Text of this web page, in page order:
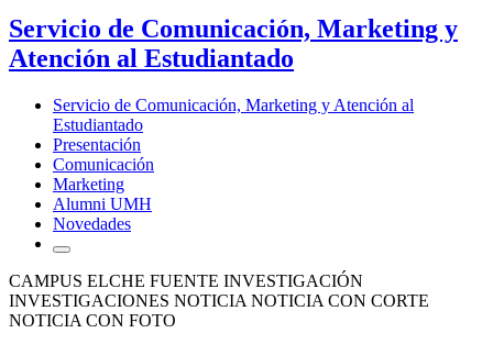
Servicio de Comunicación, Marketing y
Atención al Estudiantado
Servicio de Comunicación, Marketing y Atención al
Estudiantado
Presentación
Comunicación
Marketing
Alumni UMH
Novedades
CAMPUS ELCHE FUENTE INVESTIGACIÓN
INVESTIGACIONES NOTICIA NOTICIA CON CORTE
NOTICIA CON FOTO